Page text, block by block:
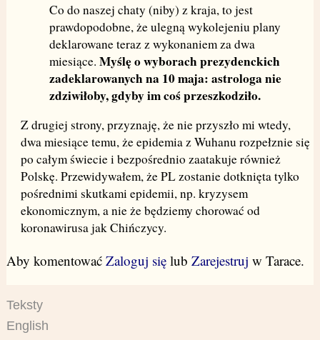
Co do naszej chaty (niby) z kraja, to jest
prawdopodobne, że ulegną wykolejeniu plany
deklarowane teraz z wykonaniem za dwa
miesiące. Myślę o wyborach prezydenckich
zadeklarowanych na 10 maja: astrologa nie
zdziwiłoby, gdyby im coś przeszkodziło.
Z drugiej strony, przyznaję, że nie przyszło mi wtedy,
dwa miesiące temu, że epidemia z Wuhanu rozpełznie się
po całym świecie i bezpośrednio zaatakuje również
Polskę. Przewidywałem, że PL zostanie dotknięta tylko
pośrednimi skutkami epidemii, np. kryzysem
ekonomicznym, a nie że będziemy chorować od
koronawirusa jak Chińczycy.
Aby komentować Zaloguj sięlub Zarejestruj w Tarace.
Teksty
English